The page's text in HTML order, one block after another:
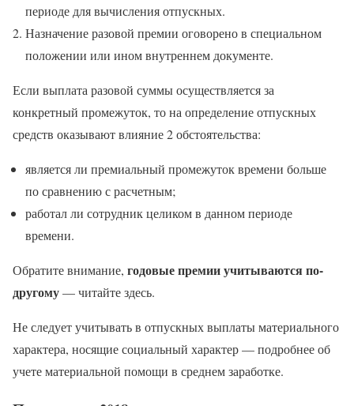
периоде для вычисления отпускных.
Назначение разовой премии оговорено в специальном
положении или ином внутреннем документе.
Если выплата разовой суммы осуществляется за
конкретный промежуток, то на определение отпускных
средств оказывают влияние 2 обстоятельства:
является ли премиальный промежуток времени больше
по сравнению с расчетным;
работал ли сотрудник целиком в данном периоде
времени.
Обратите внимание, годовые премии учитываются по-
другому— читайте здесь.
Не следует учитывать в отпускных выплаты материального
характера, носящие социальный характер — подробнее об
учете материальной помощи в среднем заработке.